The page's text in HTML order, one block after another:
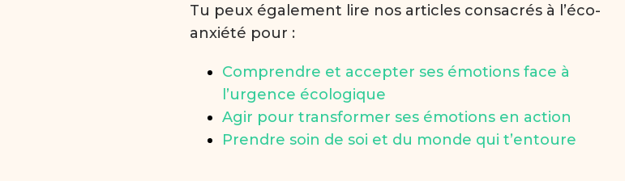
Tu peux également lire nos articles consacrés à l’éco-
anxiété pour :
Comprendre et accepter ses émotions face à
l’urgence écologique
Agir pour transformer ses émotions en action
Prendre soin de soi et du monde qui t’entoure